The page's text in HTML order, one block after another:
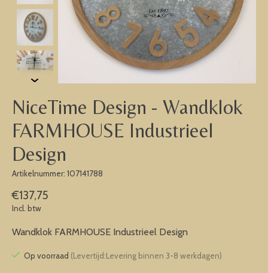
NiceTime Design - Wandklok
FARMHOUSE Industrieel
Design
Artikelnummer: 107141788
€137,75
Incl. btw
Wandklok FARMHOUSE Industrieel Design
Op voorraad (Levertijd:Levering binnen 3-8 werkdagen)